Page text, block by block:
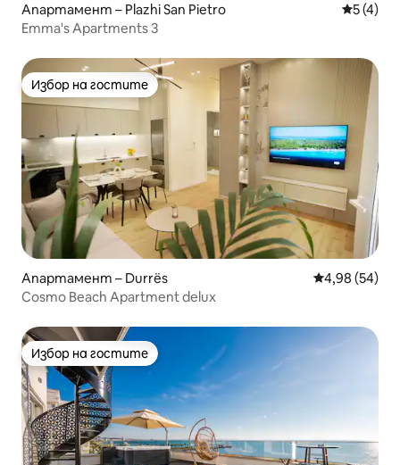
Апартамент – Plazhi San Pietro Средна
5 (4)
Emma's Apartments 3
Избор на гостите
Избор на гостите
Апартамент – Durrës Средна
4,98 (54)
Cosmo Beach Apartment delux
Избор на гостите
Избор на гостите